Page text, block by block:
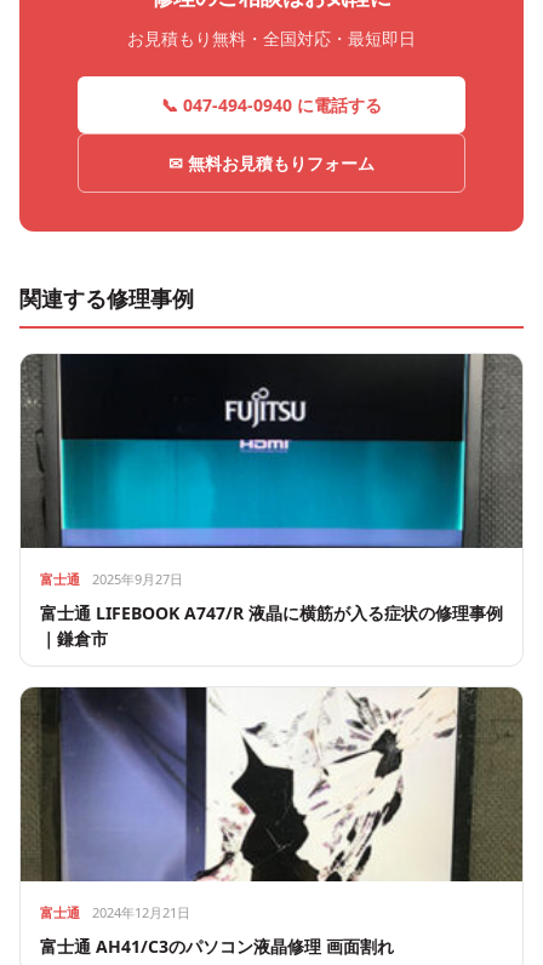
お見積もり無料・全国対応・最短即日
📞 047-494-0940 に電話する
✉ 無料お見積もりフォーム
関連する修理事例
富士通 2025年9月27日
富士通 LIFEBOOK A747/R 液晶に横筋が入る症状の修理事例
｜鎌倉市
富士通 2024年12月21日
富士通 AH41/C3のパソコン液晶修理 画面割れ